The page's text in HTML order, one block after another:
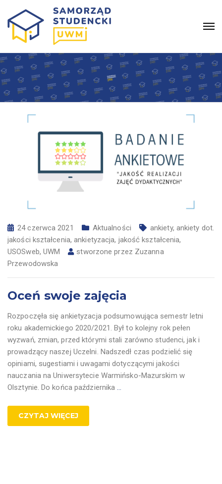
24 czerwca 2021 Aktualności ankiety, ankiety dot.
jakości kształcenia,ankietyzacja, jakość kształcenia,
USOSweb, UWM stworzone przez Zuzanna
Przewodowska
Oceń swoje zajęcia
Rozpoczęła się ankietyzacja podsumowująca semestr letni
roku akademickiego 2020/2021. Był to kolejny rok pełen
wyzwań, zmian, przed którymi stali zarówno studenci, jak i
prowadzący naszej Uczelni. Nadszedł czas podzielić się
opiniami, sugestiami i uwagami dotyczącymi jakości
nauczania na Uniwersytecie Warmińsko-Mazurskim w
Olsztynie. Do końca października…
CZYTAJ WIĘCEJ